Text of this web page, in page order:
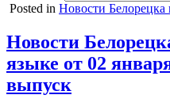
Posted in Новости Белорецка
Новости
языке от 02
выпуск